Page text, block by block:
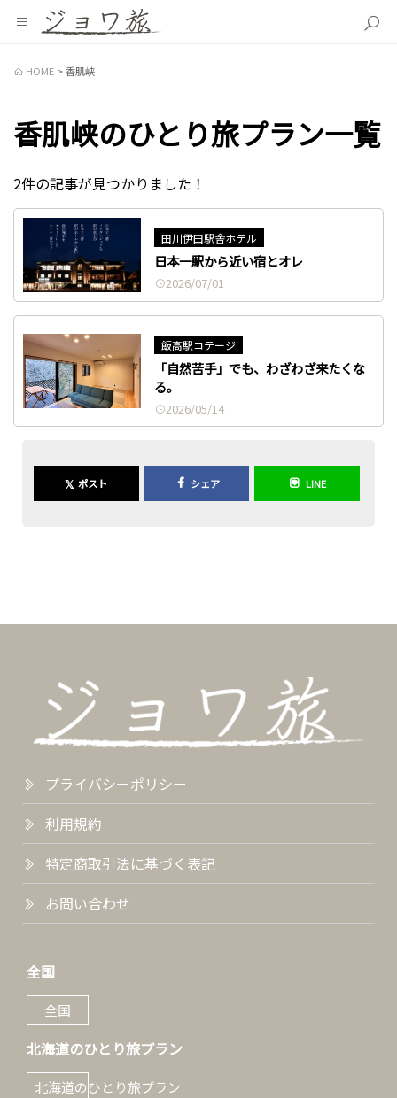
HOME 香肌峡
香肌峡のひとり旅プラン一覧
2件の記事が見つかりました！
田川伊田駅舎ホテル
日本一駅から近い宿とオレ
2026/07/01
飯高駅コテージ
「自然苦手」でも、わざわざ来たくな
る。
2026/05/14
𝕏 ポスト シェア LINE
プライバシーポリシー
利用規約
特定商取引法に基づく表記
お問い合わせ
全国
全国
北海道のひとり旅プラン
北海道のひとり旅プラン